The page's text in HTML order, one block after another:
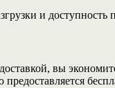
и доступность
вы
предоставляется